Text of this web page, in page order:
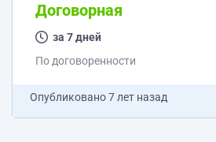
Договорная
за 7 дней
По договоренности
Опубликовано7 лет назад